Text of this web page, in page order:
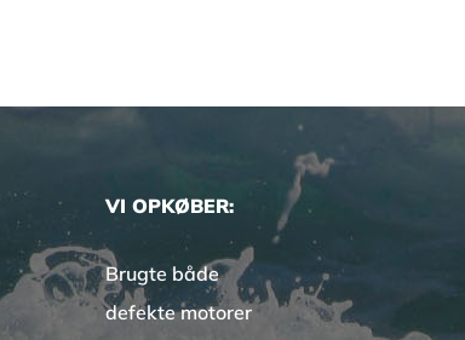
VI OPKØBER:
Brugte både
defekte motorer